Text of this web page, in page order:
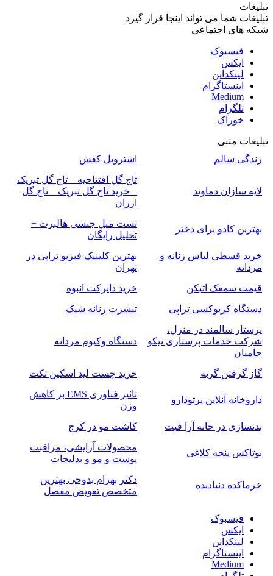
تبلیغات
تبلیغات شما می تواند اینجا قرار گیرد
شبکه های اجتماعی
فیسبوک
ایکس
لینکداین
اینستاگرام
Medium
تلگرام
خوراک
تبلیغات متنی
زندگی سالم
اشتروبل کفش
لایه سازان دماوند
تاج گل افتتاحیه _ تاج گل تبریک
_ خرید تاج گل تبریک _ تاج گل
ارزان
بهترین کادو برای دختر
تست میل جنسی هالبرت +
تحلیل رایگان
خرید قسطی لباس زنانه و
مردانه
بهترین کلینیک فیزیو تراپی در
تهران
قیمت سمعک اتیکن
خرید دایرکت انبوه
دستگاه کربوکسی تراپی
تیشرت زنانه شیک
پرستار سالمند در منزل،
شرکت خدمات پرستاری نیکو
حامیان
دستگاه وکیوم مردانه
گاز گرفتن گربه خرید چست لید اسکین تکت
داروخانه آنلاین پرتودارو
تاثیر فناوری EMS بر کاهش
وزن
بدنسازی در خانه آرا فیت
کاشت مو در کرج
بوتاکس پنجه کلاغی
محصولات آرایشی، مراقبت
پوست و مو و بدلیجات
خرماکده دنیادیده
دکتر بهرام بدوحی بهترین
متخصص تعویض مفصل
فیسبوک
ایکس
لینکداین
اینستاگرام
Medium